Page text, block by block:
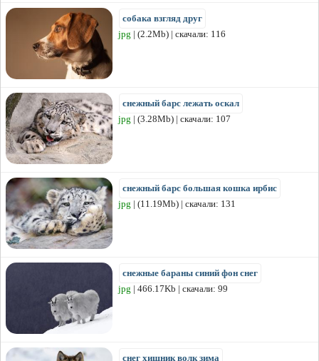
собака взгляд друг
jpg | (2.2Mb) | скачали: 116
снежный барс лежать оскал
jpg | (3.28Mb) | скачали: 107
снежный барс большая кошка ирбис
jpg | (11.19Mb) | скачали: 131
снежные бараны синий фон снег
jpg | 466.17Kb | скачали: 99
снег хищник волк зима